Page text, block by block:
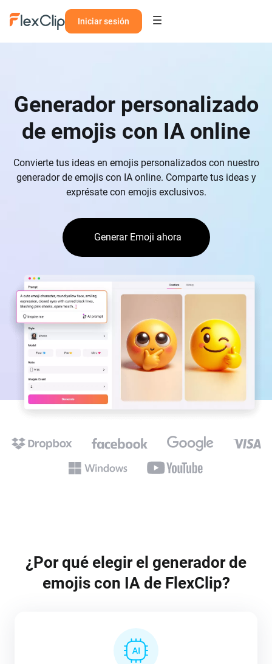
Iniciar sesión
Generador personalizado
de emojis con IA online
Convierte tus ideas en emojis personalizados con nuestro
generador de emojis con IA online. Comparte tus ideas y
exprésate con emojis exclusivos.
Generar Emoji ahora
¿Por qué elegir el generador de
emojis con IA de FlexClip?